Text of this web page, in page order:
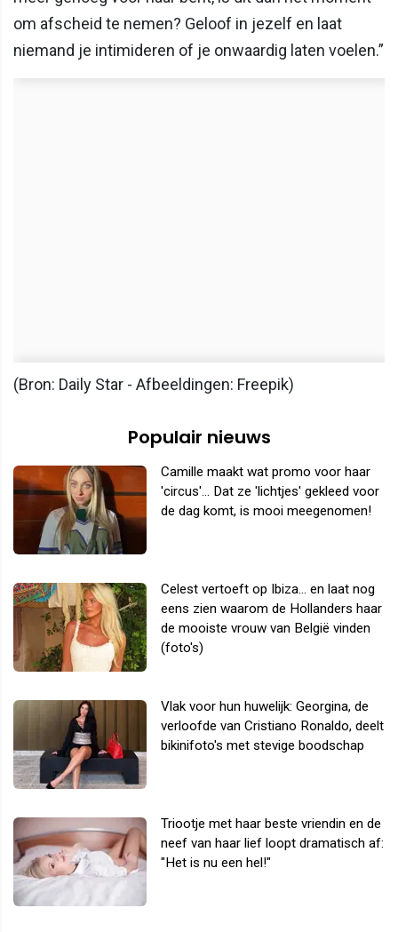
om afscheid te nemen? Geloof in jezelf en laat
niemand je intimideren of je onwaardig laten voelen.”
(Bron: Daily Star - Afbeeldingen: Freepik)
Populair nieuws
Camille maakt wat promo voor haar
'circus'... Dat ze 'lichtjes' gekleed voor
de dag komt, is mooi meegenomen!
Celest vertoeft op Ibiza... en laat nog
eens zien waarom de Hollanders haar
de mooiste vrouw van België vinden
(foto's)
Vlak voor hun huwelijk: Georgina, de
verloofde van Cristiano Ronaldo, deelt
bikinifoto's met stevige boodschap
Triootje met haar beste vriendin en de
neef van haar lief loopt dramatisch af:
"Het is nu een hel!"